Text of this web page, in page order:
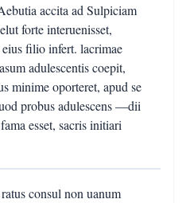
accita ad Sulpiciam
forte interuenisset,
filio infert. lacrimae
adulescentis coepit,
minime oporteret, apud se
probus adulescens —dii
esset, sacris initiari
consul non uanum